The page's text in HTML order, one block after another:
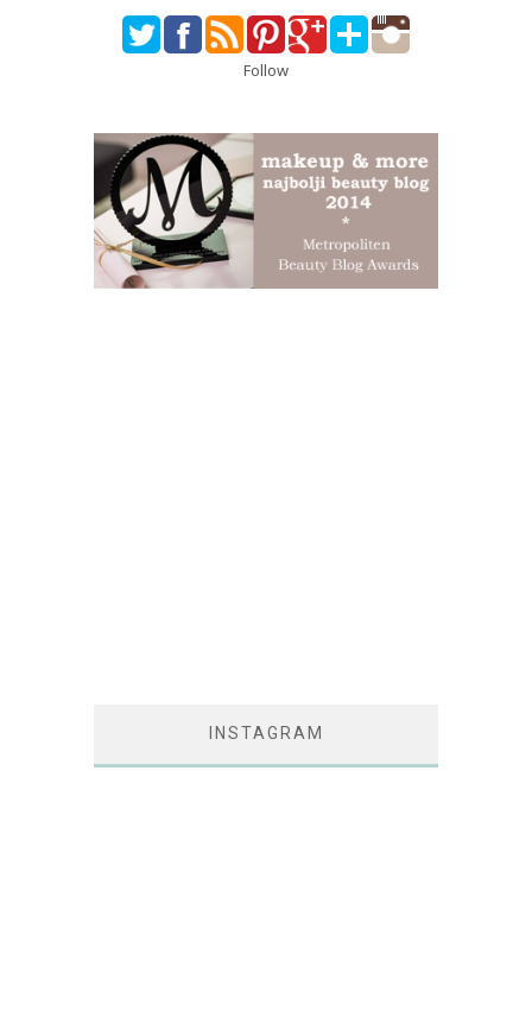
Follow
INSTAGRAM